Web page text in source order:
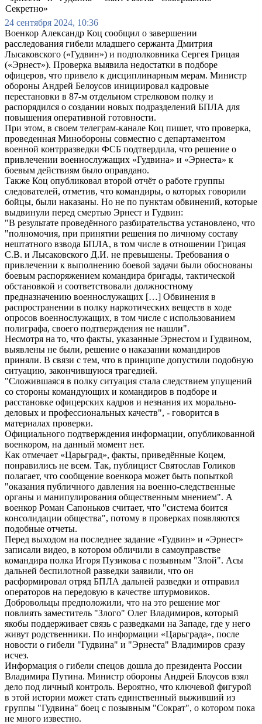
24 сентября 2024, 10:36
Военкор Александр Коц сообщил о завершении
расследования гибели младшего сержанта Дмитрия
Лысаковского («Гудвин») и подполковника Сергея Грицая
(«Эрнест»). Проверка выявила недостатки в подборе
офицеров, что привело к дисциплинарным мерам. Министр
обороны Андрей Белоусов инициировал кадровые
перестановки в 87-м отдельном стрелковом полку и
распорядился о создании новых подразделений БПЛА для
повышения оперативной готовности.
При этом, в своем телеграм-канале Коц пишет, что проверка,
проведенная Минобороны совместно с департаментом
военной контрразведки ФСБ подтвердила, что решение о
привлечении военнослужащих «Гудвина» и «Эрнеста» к
боевым действиям было оправдано.
Также Коц опубликовал второй отчёт о работе группы
следователей, отметив, что командиры, о которых говорили
бойцы, были наказаны. Но не по пунктам обвинений, которые
выдвинули перед смертью Эрнест и Гудвин:
"В результате проведённого разбирательства установлено, что
"полномочия, при принятии решения по личному составу
нештатного взвода БПЛА, в том числе в отношении Грицая
С.В. и Лысаковского Д.И. не превышены. Требования о
привлечении к выполнению боевой задачи были обоснованы
боевым распоряжением командира бригады, тактической
обстановкой и соответствовали должностному
предназначению военнослужащих […] Обвинения в
распространении в полку наркотических веществ в ходе
опросов военнослужащих, в том числе с использованием
полиграфа, своего подтверждения не нашли".
Несмотря на то, что факты, указанные Эрнестом и Гудвином,
выявлены не были, решение о наказании командиров
приняли. В связи с тем, что в принципе допустили подобную
ситуацию, закончившуюся трагедией.
"Сложившаяся в полку ситуация стала следствием упущений
со стороны командующих и командиров в подборе и
расстановке офицерских кадров и незнания их морально-
деловых и профессиональных качеств", - говорится в
материалах проверки.
Официального подтверждения информации, опубликованной
военкором, на данный момент нет.
Как отмечает «Царьград», факты, приведённые Коцем,
понравились не всем. Так, публицист Святослав Голиков
полагает, что сообщение военкора может быть попыткой
"оказания публичного давления на военно-следственные
органы и манипулирования общественным мнением". А
военкор Роман Сапоньков считает, что "система боится
консолидации общества", потому в проверках появляются
подобные отчеты.
Перед выходом на последнее задание «Гудвин» и «Эрнест»
записали видео, в котором обличили в самоуправстве
командира полка Игоря Пузикова с позывным "Злой". Асы
дальней беспилотной разведки заявили, что он
расформировал отряд БПЛА дальней разведки и отправил
операторов на передовую в качестве штурмовиков.
Добровольцы предположили, что на это решение мог
повлиять заместитель "Злого" Олег Владимиров, который
якобы поддерживает связь с разведками на Западе, где у него
живут родственники. По информации «Царьграда», после
новости о гибели "Гудвина" и "Эрнеста" Владимиров сразу
исчез.
Информация о гибели спецов дошла до президента России
Владимира Путина. Министр обороны Андрей Блоусов взял
дело под личный контроль. Вероятно, что ключевой фигурой
в этой истории может стать единственный выживший из
группы "Гудвина" боец с позывным "Сократ", о котором пока
не много известно.